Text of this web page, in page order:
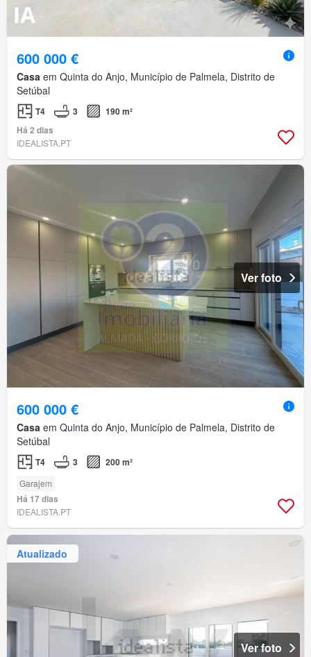
600 000 €
Casa em Quinta do Anjo, Município de Palmela, Distrito de
Setúbal
T4 3
190 m²
Há 2 dias
IDEALISTA.PT
Ver foto
600 000 €
Casa em Quinta do Anjo, Município de Palmela, Distrito de
Setúbal
T4 3 200 m²
Garajem
Há 17 dias
IDEALISTA.PT
Atualizado
Ver foto